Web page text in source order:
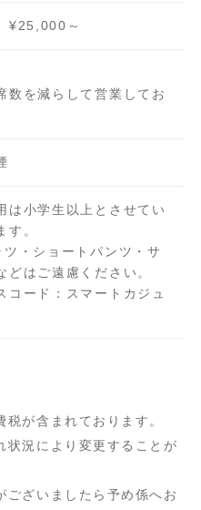
¥25,000～
数を減らして営業してお
は小学生以上とさせてい
す。
・ショートパンツ・サ
どはご遠慮ください。
ード：スマートカジュ
が含まれております。
状況により変更することが
ございましたら予め係へお